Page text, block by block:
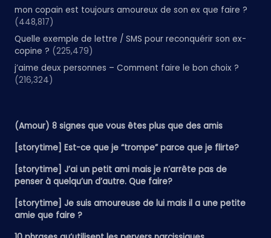
mon copain est toujours amoureux de son ex que faire ?
(448,817)
Quelle exemple de lettre / SMS pour reconquérir son ex-
copine ? (225,479)
j’aime deux personnes – Comment faire le bon choix ?
(216,324)
(Amour) 8 signes que vous êtes plus que des amis
[storytime] Est-ce que je “trompe” parce que je flirte?
[storytime] J’ai un petit ami mais je n’arrête pas de
penser à quelqu’un d’autre. Que faire?
[storytime] Je suis amoureuse de lui mais il a une petite
amie que faire ?